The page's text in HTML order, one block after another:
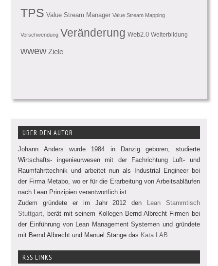
TPS Value Stream Manager Value Stream Mapping
Verschwendung Veränderung Web2.0 Weiterbildung
wwew Ziele
ÜBER DEN AUTOR
Johann Anders wurde 1984 in Danzig geboren, studierte
Wirtschafts- ingenieurwesen mit der Fachrichtung Luft- und
Raumfahrttechnik und arbeitet nun als Industrial Engineer bei
der Firma Metabo, wo er für die Erarbeitung von Arbeitsabläufen
nach Lean Prinzipien verantwortlich ist.
Zudem gründete er im Jahr 2012 den Lean Stammtisch
Stuttgart , berät mit seinem Kollegen Bernd Albrecht Firmen bei
der Einführung von Lean Management Systemen und gründete
mit Bernd Albrecht und Manuel Stange das Kata.LAB
RSS LINKS